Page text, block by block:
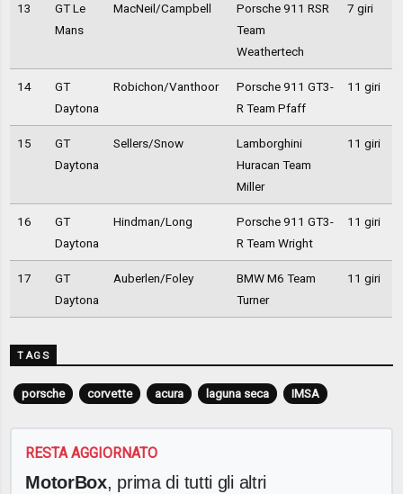
13
GT Le
Mans
MacNeil/Campbell
Porsche 911 RSR
Team
Weathertech
7 giri
14
GT
Daytona
Robichon/Vanthoor
Porsche 911 GT3-
R Team Pfaff
11 giri
15
GT
Daytona
Sellers/Snow
Lamborghini
Huracan Team
Miller
11 giri
16
GT
Daytona
Hindman/Long
Porsche 911 GT3-
R Team Wright
11 giri
17
GT
Daytona
Auberlen/Foley
BMW M6 Team
Turner
11 giri
TAGS
porsche corvette acura laguna seca IMSA
RESTA AGGIORNATO
MotorBox, prima di tutti gli altri